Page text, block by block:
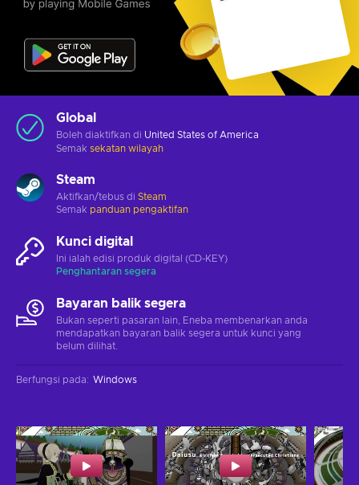
Global
Boleh diaktifkan di United States of America
Semak sekatan wilayah
Steam
Aktifkan/tebus di Steam
Semak panduan pengaktifan
Kunci digital
Ini ialah edisi produk digital (CD-KEY)
Penghantaran segera
Bayaran balik segera
Bukan seperti pasaran lain, Eneba membenarkan anda
mendapatkan bayaran balik segera untuk kunci yang
belum dilihat.
Berfungsi pada: Windows